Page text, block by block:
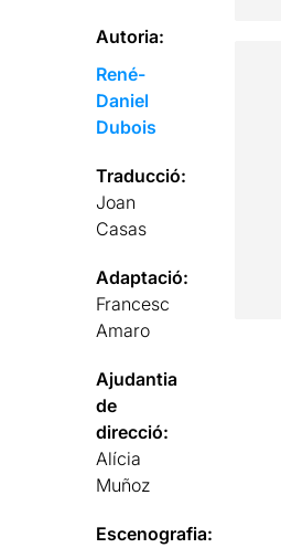
Autoria:
René-
Daniel
Dubois
Traducció:
Joan
Casas
Adaptació:
Francesc
Amaro
Ajudantia
de
direcció:
Alícia
Muñoz
Escenografia: